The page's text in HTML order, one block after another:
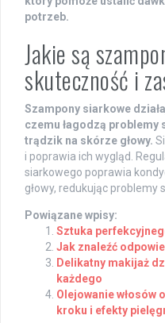
potrzeb.
Jakie są
skuteczność i
Szampony siarkowe
czemu łagodzą problemy
trądzik na skórze głowy.
i poprawia ich wygląd.
siarkowego poprawia
głowy, redukując problemy
Powiązane wpisy:
Sztuka
Jak znaleźć
Delikatny makijaż
każdego
Olejowanie włosów
kroku i efekty